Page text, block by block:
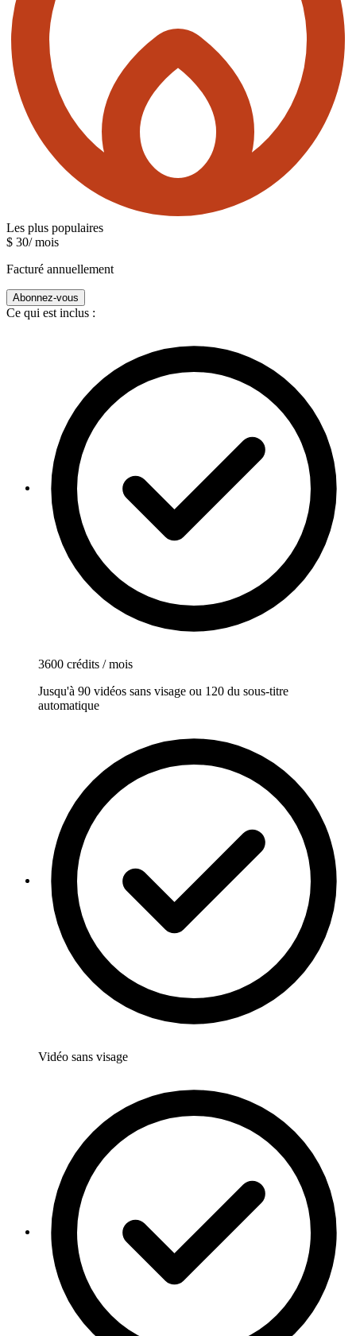
Les plus populaires
$ 30/ mois
Facturé annuellement
Abonnez-vous
Ce qui est inclus :
3600 crédits / mois
Jusqu'à 90 vidéos sans visage ou 120 du sous-titre
automatique
Vidéo sans visage